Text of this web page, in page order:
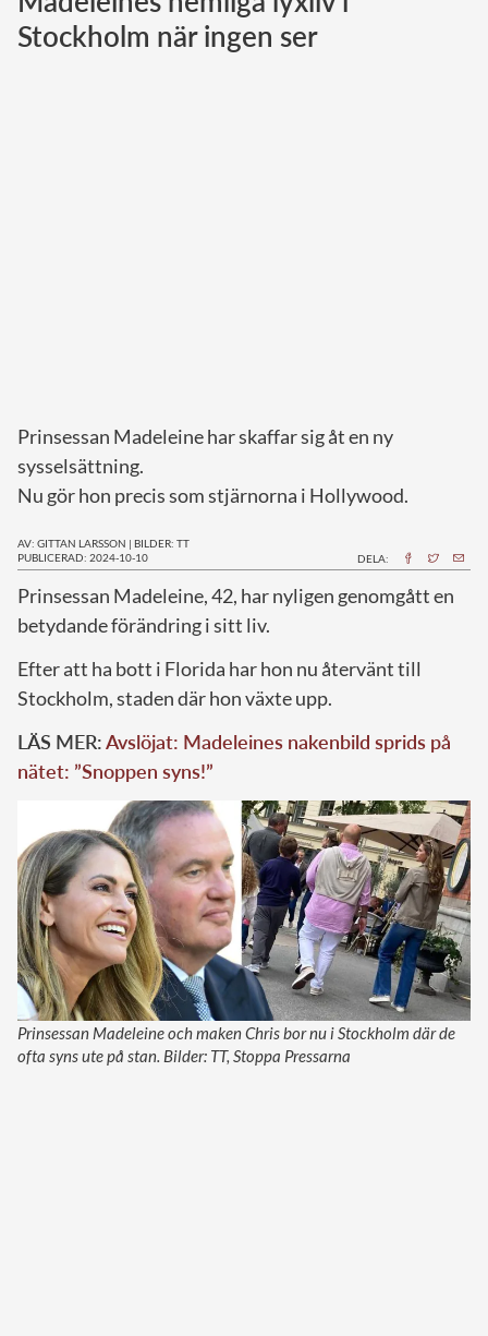
Norska kungahuset
Stockholm när ingen ser
Prinsessan Madeleine har skaffar sig åt en ny
sysselsättning.
Nu gör hon precis som stjärnorna i Hollywood.
AV: GITTAN LARSSON | BILDER: TT
PUBLICERAD: 2024-10-10
DELA:
Prinsessan Madeleine, 42, har nyligen genomgått en
betydande förändring i sitt liv.
Efter att ha bott i Florida har hon nu återvänt till
Stockholm, staden där hon växte upp.
LÄS MER:Avslöjat: Madeleines nakenbild sprids på
nätet: ”Snoppen syns!”
Prinsessan Madeleine och maken Chris bor nu i Stockholm där de
ofta syns ute på stan. Bilder: TT, Stoppa Pressarna